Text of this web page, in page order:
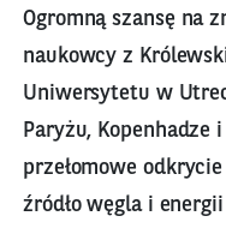
Ogromną szansę na
naukowcy z
Uniwersytetu w
Paryżu, Kopenhadze
przełomowe
źródło węgla i